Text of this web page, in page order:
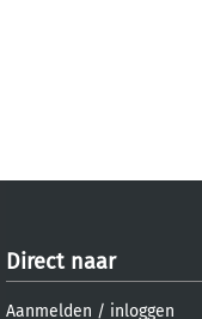
Direct naar
Aanmelden / inloggen